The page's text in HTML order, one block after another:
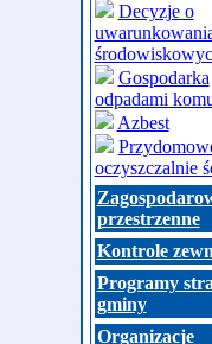
Decyzje o
Gospodarka
odpadami
Azbest
oczyszczalnie
przestrzenne
Kontrole
Programy
gminy
Organizacje